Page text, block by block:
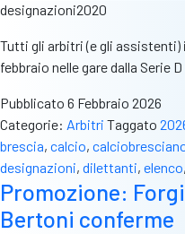
designazioni2020
Tutti gli arbitri (e gli assistenti)
febbraio nelle gare dalla Serie
Pubblicato 6 Febbraio 2026
Categorie: Arbitri Taggato
brescia, calcio,
designazioni, dilettanti, elenco,
Promozione:
Bertoni conferme